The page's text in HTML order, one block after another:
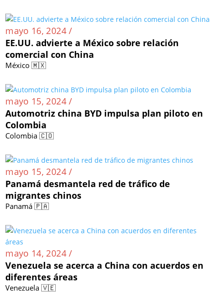
mayo 16, 2024 /
EE.UU. advierte a México sobre relación
comercial con China
México 🇲🇽
mayo 15, 2024 /
Automotriz china BYD impulsa plan piloto en
Colombia
Colombia 🇨🇴
mayo 15, 2024 /
Panamá desmantela red de tráfico de
migrantes chinos
Panamá 🇵🇦
mayo 14, 2024 /
Venezuela se acerca a China con acuerdos en
diferentes áreas
Venezuela 🇻🇪